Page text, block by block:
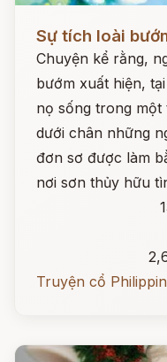
Sự tích loài
Chuyện kể rằng,
bướm xuất hiện,
nọ sống trong một
dưới chân những
đơn sơ được làm
nơi sơn thủy hữu
Truyện cổ